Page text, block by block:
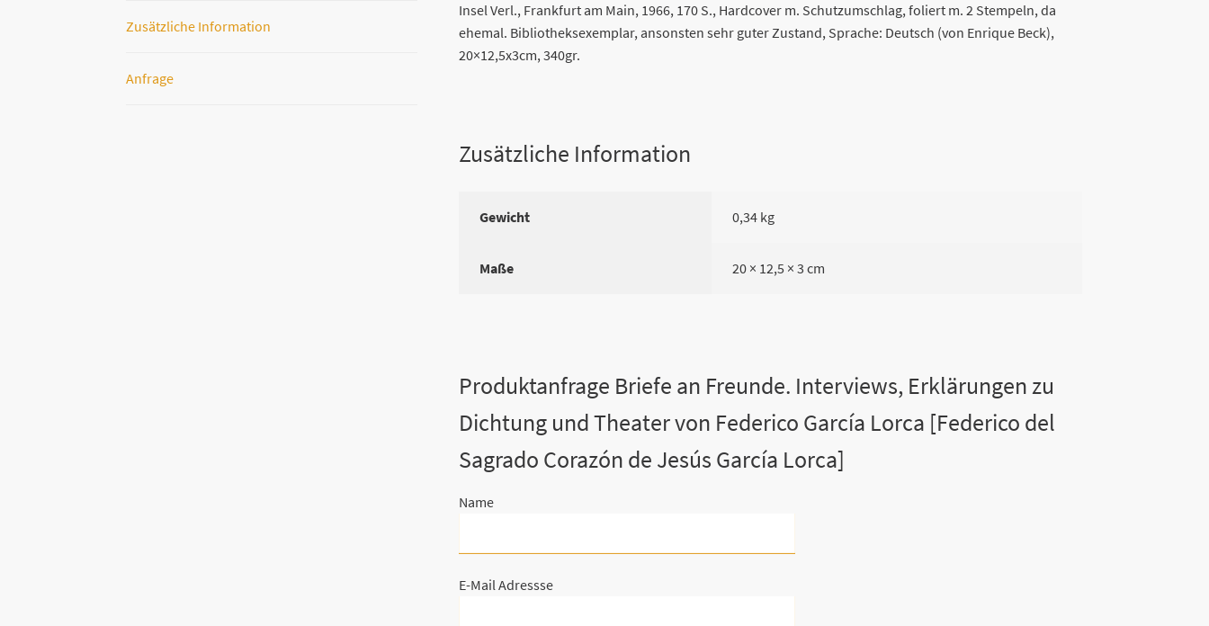
del
Sagrado
Corazón
Lorca]
Zusätzliche Information
Anfrage
Insel Verl., Frankfurt am Main, 1966, 170 S., Hardcover m. Schutzumschlag, foliert m. 2 Stempeln, da
ehemal. Bibliotheksexemplar, ansonsten sehr guter Zustand, Sprache: Deutsch (von Enrique Beck),
20×12,5x3cm, 340gr.
Zusätzliche Information
Gewicht 0,34 kg
Maße 20 × 12,5 × 3 cm
Produktanfrage Briefe an Freunde. Interviews, Erklärungen zu
Dichtung und Theater von Federico García Lorca [Federico del
Sagrado Corazón de Jesús García Lorca]
Name
E-Mail Adressse